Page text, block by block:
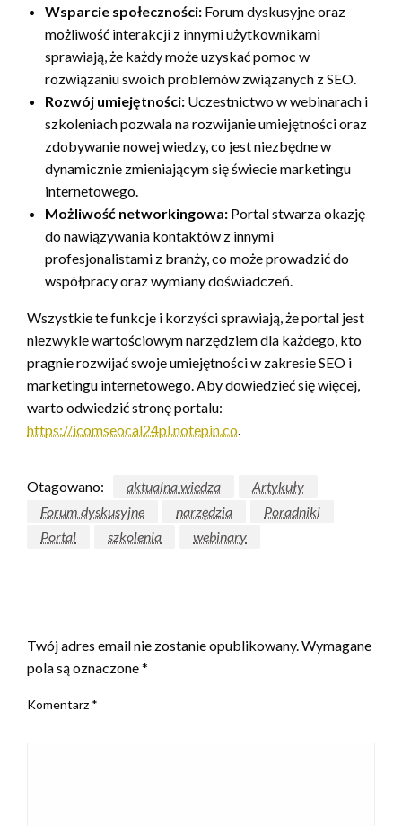
Wsparcie społeczności: Forum dyskusyjne oraz
możliwość interakcji z innymi użytkownikami
sprawiają, że każdy może uzyskać pomoc w
rozwiązaniu swoich problemów związanych z SEO.
Rozwój umiejętności: Uczestnictwo w webinarach i
szkoleniach pozwala na rozwijanie umiejętności oraz
zdobywanie nowej wiedzy, co jest niezbędne w
dynamicznie zmieniającym się świecie marketingu
internetowego.
Możliwość networkingowa: Portal stwarza okazję
do nawiązywania kontaktów z innymi
profesjonalistami z branży, co może prowadzić do
współpracy oraz wymiany doświadczeń.
Wszystkie te funkcje i korzyści sprawiają, że portal jest
niezwykle wartościowym narzędziem dla każdego, kto
pragnie rozwijać swoje umiejętności w zakresie SEO i
marketingu internetowego. Aby dowiedzieć się więcej,
warto odwiedzić stronę portalu:
https://icomseocal24pl.notepin.co.
Otagowano: aktualna wiedza
Artykuły
Forum dyskusyjne
narzędzia
Poradniki
Portal
szkolenia webinary
Twój adres email nie zostanie opublikowany.Wymagane
pola są oznaczone*
Komentarz *